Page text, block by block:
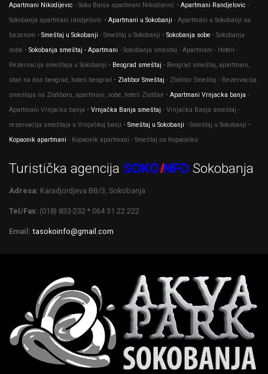
Apartmani Nikodijevic - Soko Banja apartmani Nikodijević • Apartmani Randjelovic -
Sokobanja apartmani randjelovic • Apartmani u Sokobanji - Apartmani u Sokobanji sa
bazenom • Smeštaj u Sokobanji - Smeštaj u Sokobanji • Sokobanja sobe - Sokobanja
sobe • Sokobanja smeštaj - Apartmani - Sokobanja smeštaj - Apartmani - Hoteli -
Rezervacija smeštaja u Sokobanji • Beograd smeštaj - Beograd smeštaj, apartmani,
stan na dan beograd, hoteli beograd • Zlatibor Smeštaj - Zlatibor Smeštaj - Rezervacija
smeštaja na Zlatiboru, apartmani, sobe, hoteli Zlatibor • Apartmani Vrnjacka banja -
Apartmani Vrnjacka banja • Vrnjačka Banja smeštaj - Vrnjačka Banja smeštaj -
rezervacija smeštaja u Vrnjačkoj banji • Smeštaj u Sokobanji - Smeštaj u Sokobanji •
Kopaonik apartmani - Kopaonik apartmani - Smeštaj na Kopaoniku
Turistička agencija SOKOINFO Sokobanja
Adresa: Karadjordjeva BB/3, Sokobanja
Tel/Fax: (018) 833-232 * 064 31 22 222
Email: tasokoinfo@gmail.com